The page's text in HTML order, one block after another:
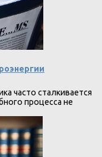
часто сталкивается
процесса не